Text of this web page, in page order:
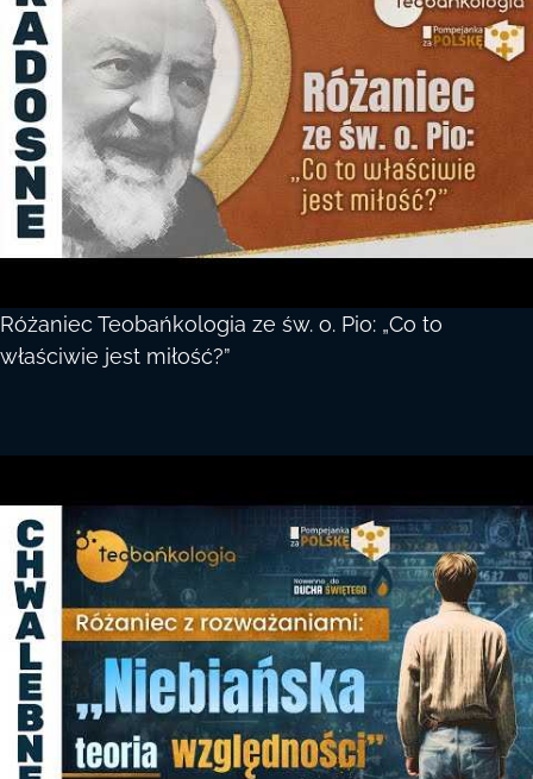
Różaniec Teobańkologia ze św. o. Pio: „Co to
właściwie jest miłość?”